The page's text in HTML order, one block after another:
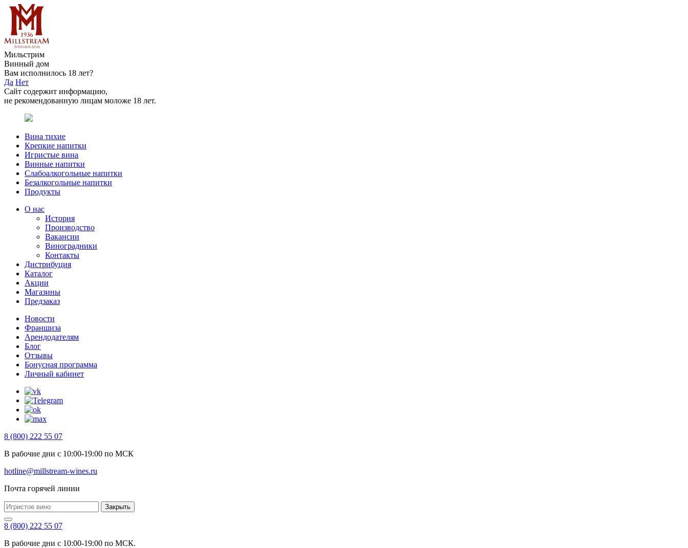
Мильстрим
Винный дом
Вам исполнилось 18 лет?
Да Нет
Сайт содержит информацию,
не рекомендованную лицам моложе 18 лет.
Вина тихие
Крепкие напитки
Игристые вина
Винные напитки
Слабоалкогольные напитки
Безалкогольные напитки
Продукты
О нас
История
Производство
Вакансии
Виноградники
Контакты
Дистрибуция
Каталог
Акции
Магазины
Предзаказ
Новости
Франшиза
Арендодателям
Блог
Отзывы
Бонусная программа
Личный кабинет
8 (800) 222 55 07
В рабочие дни с 10:00-19:00 по МСК
hotline@millstream-wines.ru
Почта горячей линии
Закрыть
8 (800) 222 55 07
В рабочие дни с 10:00-19:00 по МСК.